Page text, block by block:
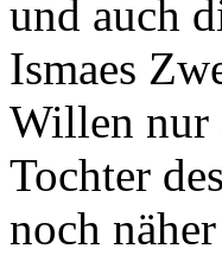
und auch
Ismaes
Willen nur
Tochter
noch